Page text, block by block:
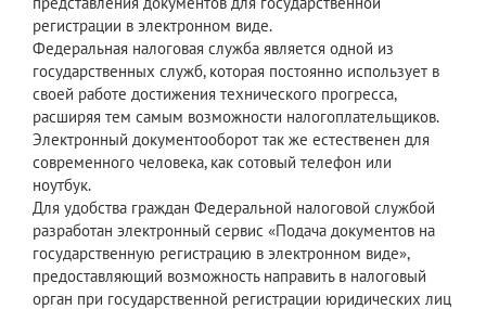
регистрации в электронном виде.
Федеральная налоговая служба является одной из
государственных служб, которая постоянно использует в
своей работе достижения технического прогресса,
расширяя тем самым возможности налогоплательщиков.
Электронный документооборот так же естественен для
современного человека, как сотовый телефон или
ноутбук.
Для удобства граждан Федеральной налоговой службой
разработан электронный сервис «Подача документов на
государственную регистрацию в электронном виде»,
предоставляющий возможность направить в налоговый
орган при государственной регистрации юридических лиц